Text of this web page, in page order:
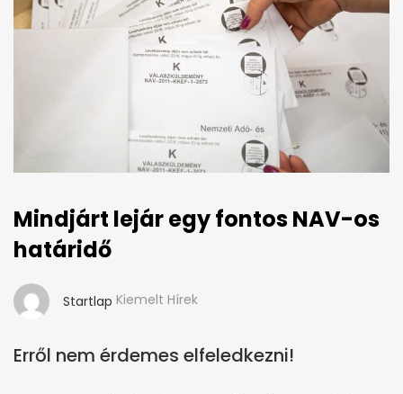
Mindjárt lejár egy fontos NAV-os
határidő
Startlap Kiemelt Hírek
Erről nem érdemes elfeledkezni!